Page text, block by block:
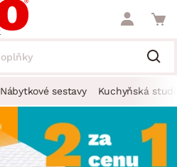
Nábytkové sestavy Kuchyňská